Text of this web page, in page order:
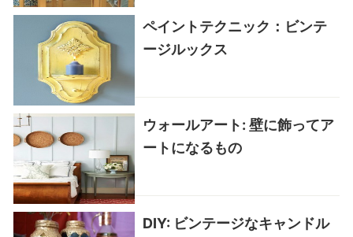
ペイントテクニック：ビンテ
ージルックス
ウォールアート: 壁に飾ってア
ートになるもの
DIY: ビンテージなキャンドル